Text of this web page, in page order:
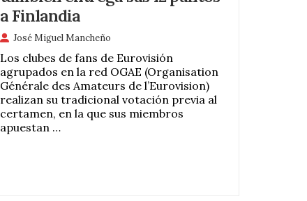
a Finlandia
José Miguel Mancheño
Los clubes de fans de Eurovisión
agrupados en la red OGAE (Organisation
Générale des Amateurs de l’Eurovision)
realizan su tradicional votación previa al
certamen, en la que sus miembros
apuestan …